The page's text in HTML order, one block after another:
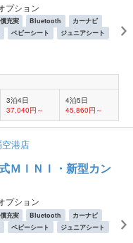
プション
充実 Bluetooth
カーナビ
ベビーシート ジュニアシート
3泊4日
37,040円～
4泊5日
45,860円～
港店
ＭＩＮＩ・新型カン
プション
充実 Bluetooth
カーナビ
ベビーシート ジュニアシート